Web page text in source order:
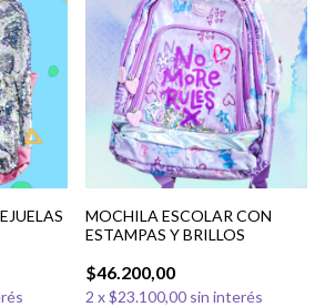
MOCHILA ESCOLAR CON
ESTAMPAS Y BRILLOS
$46.200,00
2 x$23.100,00 sin interés